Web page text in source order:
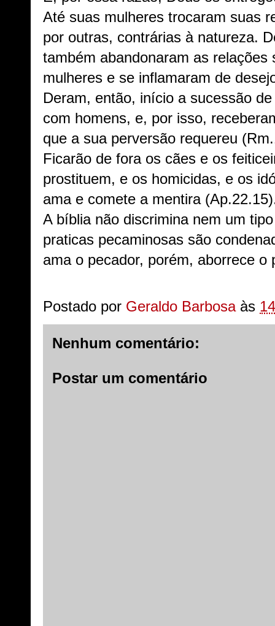
Até suas mulheres trocaram suas
por outras, contrárias à natureza.
também abandonaram as
mulheres e se inflamaram de
Deram, então, início a sucessão
com homens, e, por isso,
que a sua perversão requereu
Ficarão de fora os cães e os
prostituem, e os homicidas, e os
ama e comete a mentira
A bíblia não discrimina nem um
praticas pecaminosas são
ama o pecador, porém, aborrece o
Postado por Geraldo Barbosa às
Nenhum comentário:
Postar um comentário